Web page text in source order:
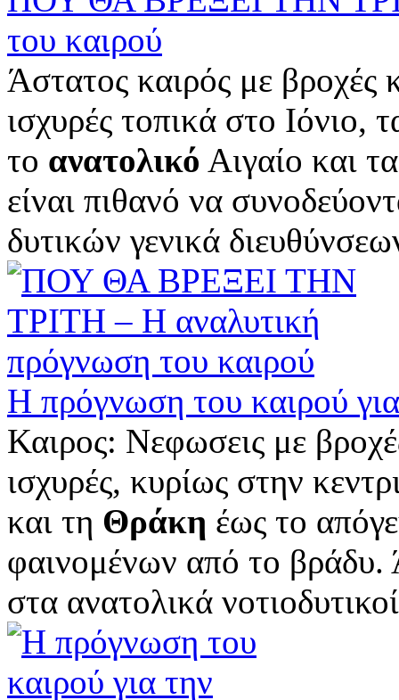
του καιρού
Άστατος καιρός με βροχές
ισχυρές τοπικά στο Ιόνιο,
το ανατολικό Αιγαίο και
είναι πιθανό να
δυτικών γενικά
Η πρόγνωση του καιρού
Καιρος: Νεφωσεις με
ισχυρές, κυρίως στην
και τη Θράκη έως το
φαινομένων από το βράδυ.
στα ανατολικά